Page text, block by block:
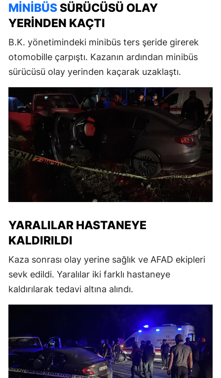
MINIBÜSSÜRÜCÜSÜ OLAY
YERINDEN KAÇTI
B.K. yönetimindeki minibüs ters şeride girerek
otomobille çarpıştı. Kazanın ardından minibüs
sürücüsü olay yerinden kaçarak uzaklaştı.
YARALILAR HASTANEYE
KALDIRILDI
Kaza sonrası olay yerine sağlık ve AFAD ekipleri
sevk edildi. Yaralılar iki farklı hastaneye
kaldırılarak tedavi altına alındı.